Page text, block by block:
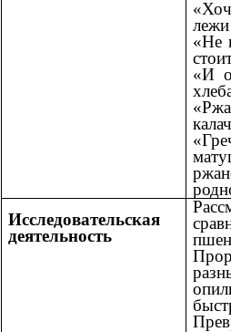
«Не
«И
Исследовательская
деятельность